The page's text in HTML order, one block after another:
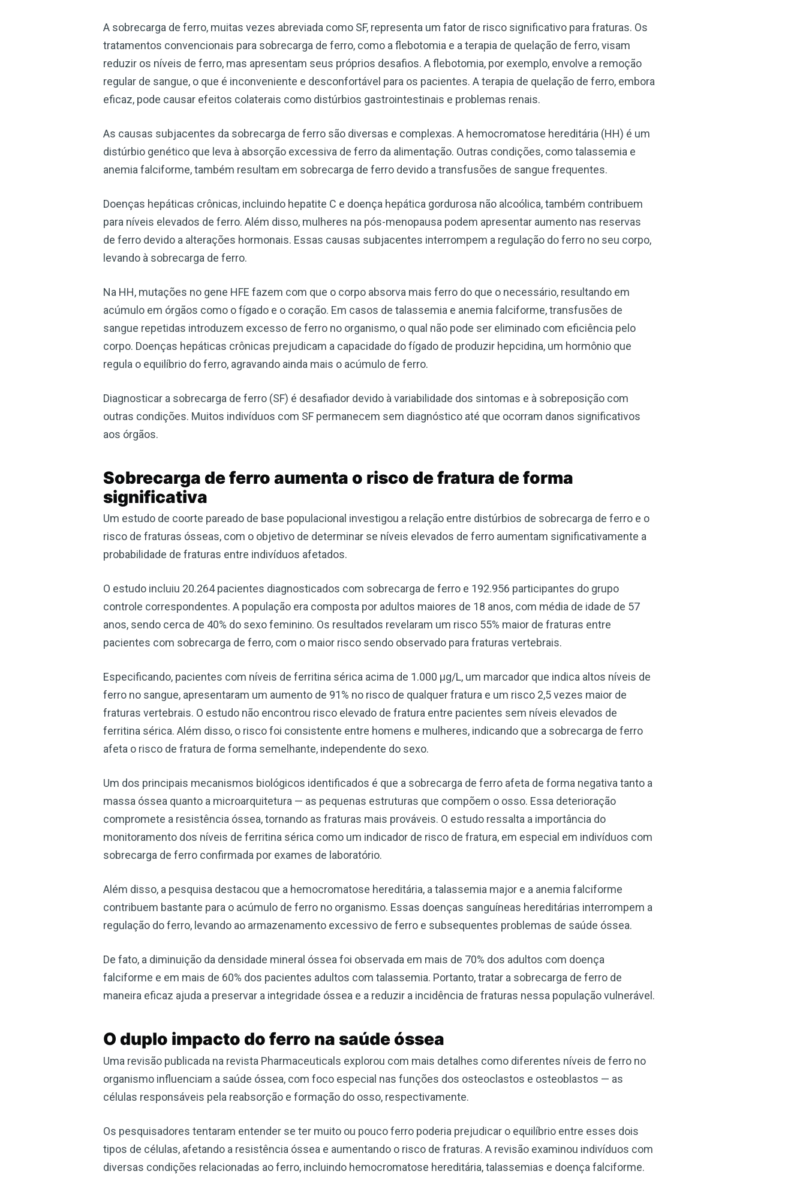
A sobrecarga de ferro, muitas vezes abreviada como SF, representa um fator de risco significativo para fraturas. Os
tratamentos convencionais para sobrecarga de ferro, como a flebotomia e a terapia de quelação de ferro, visam
reduzir os níveis de ferro, mas apresentam seus próprios desafios. A flebotomia, por exemplo, envolve a remoção
regular de sangue, o que é inconveniente e desconfortável para os pacientes. A terapia de quelação de ferro, embora
eficaz, pode causar efeitos colaterais como distúrbios gastrointestinais e problemas renais.
As causas subjacentes da sobrecarga de ferro são diversas e complexas. A hemocromatose hereditária (HH) é um
distúrbio genético que leva à absorção excessiva de ferro da alimentação. Outras condições, como talassemia e
anemia falciforme, também resultam em sobrecarga de ferro devido a transfusões de sangue frequentes.
Doenças hepáticas crônicas, incluindo hepatite C e doença hepática gordurosa não alcoólica, também contribuem
para níveis elevados de ferro. Além disso, mulheres na pós-menopausa podem apresentar aumento nas reservas
de ferro devido a alterações hormonais. Essas causas subjacentes interrompem a regulação do ferro no seu corpo,
levando à sobrecarga de ferro.
Na HH, mutações no gene HFE fazem com que o corpo absorva mais ferro do que o necessário, resultando em
acúmulo em órgãos como o fígado e o coração. Em casos de talassemia e anemia falciforme, transfusões de
sangue repetidas introduzem excesso de ferro no organismo, o qual não pode ser eliminado com eficiência pelo
corpo. Doenças hepáticas crônicas prejudicam a capacidade do fígado de produzir hepcidina, um hormônio que
regula o equilíbrio do ferro, agravando ainda mais o acúmulo de ferro.
Diagnosticar a sobrecarga de ferro (SF) é desafiador devido à variabilidade dos sintomas e à sobreposição com
outras condições. Muitos indivíduos com SF permanecem sem diagnóstico até que ocorram danos significativos
aos órgãos.
Sobrecarga de ferro aumenta o risco de fratura de forma
significativa
Um estudo de coorte pareado de base populacional investigou a relação entre distúrbios de sobrecarga de ferro e o
risco de fraturas ósseas, com o objetivo de determinar se níveis elevados de ferro aumentam significativamente a
probabilidade de fraturas entre indivíduos afetados.
O estudo incluiu 20.264 pacientes diagnosticados com sobrecarga de ferro e 192.956 participantes do grupo
controle correspondentes. A população era composta por adultos maiores de 18 anos, com média de idade de 57
anos, sendo cerca de 40% do sexo feminino. Os resultados revelaram um risco 55% maior de fraturas entre
pacientes com sobrecarga de ferro, com o maior risco sendo observado para fraturas vertebrais.
Especificando, pacientes com níveis de ferritina sérica acima de 1.000 µg/L, um marcador que indica altos níveis de
ferro no sangue, apresentaram um aumento de 91% no risco de qualquer fratura e um risco 2,5 vezes maior de
fraturas vertebrais. O estudo não encontrou risco elevado de fratura entre pacientes sem níveis elevados de
ferritina sérica. Além disso, o risco foi consistente entre homens e mulheres, indicando que a sobrecarga de ferro
afeta o risco de fratura de forma semelhante, independente do sexo.
Um dos principais mecanismos biológicos identificados é que a sobrecarga de ferro afeta de forma negativa tanto a
massa óssea quanto a microarquitetura — as pequenas estruturas que compõem o osso. Essa deterioração
compromete a resistência óssea, tornando as fraturas mais prováveis. O estudo ressalta a importância do
monitoramento dos níveis de ferritina sérica como um indicador de risco de fratura, em especial em indivíduos com
sobrecarga de ferro confirmada por exames de laboratório.
Além disso, a pesquisa destacou que a hemocromatose hereditária, a talassemia major e a anemia falciforme
contribuem bastante para o acúmulo de ferro no organismo. Essas doenças sanguíneas hereditárias interrompem a
regulação do ferro, levando ao armazenamento excessivo de ferro e subsequentes problemas de saúde óssea.
De fato, a diminuição da densidade mineral óssea foi observada em mais de 70% dos adultos com doença
falciforme e em mais de 60% dos pacientes adultos com talassemia. Portanto, tratar a sobrecarga de ferro de
maneira eficaz ajuda a preservar a integridade óssea e a reduzir a incidência de fraturas nessa população vulnerável.
O duplo impacto do ferro na saúde óssea
Uma revisão publicada na revista Pharmaceuticals explorou com mais detalhes como diferentes níveis de ferro no
organismo influenciam a saúde óssea, com foco especial nas funções dos osteoclastos e osteoblastos — as
células responsáveis pela reabsorção e formação do osso, respectivamente.
Os pesquisadores tentaram entender se ter muito ou pouco ferro poderia prejudicar o equilíbrio entre esses dois
tipos de células, afetando a resistência óssea e aumentando o risco de fraturas. A revisão examinou indivíduos com
diversas condições relacionadas ao ferro, incluindo hemocromatose hereditária, talassemias e doença falciforme.
informativo de saúde natural DE
GRAÇA
Inscreva-se Agora!